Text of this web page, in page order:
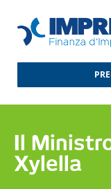
Il
Xylella